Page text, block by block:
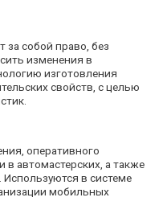
собой право, без
изменения в
изготовления
свойств, с целью
оперативного
в автомастерских, а также
в системе
мобильных